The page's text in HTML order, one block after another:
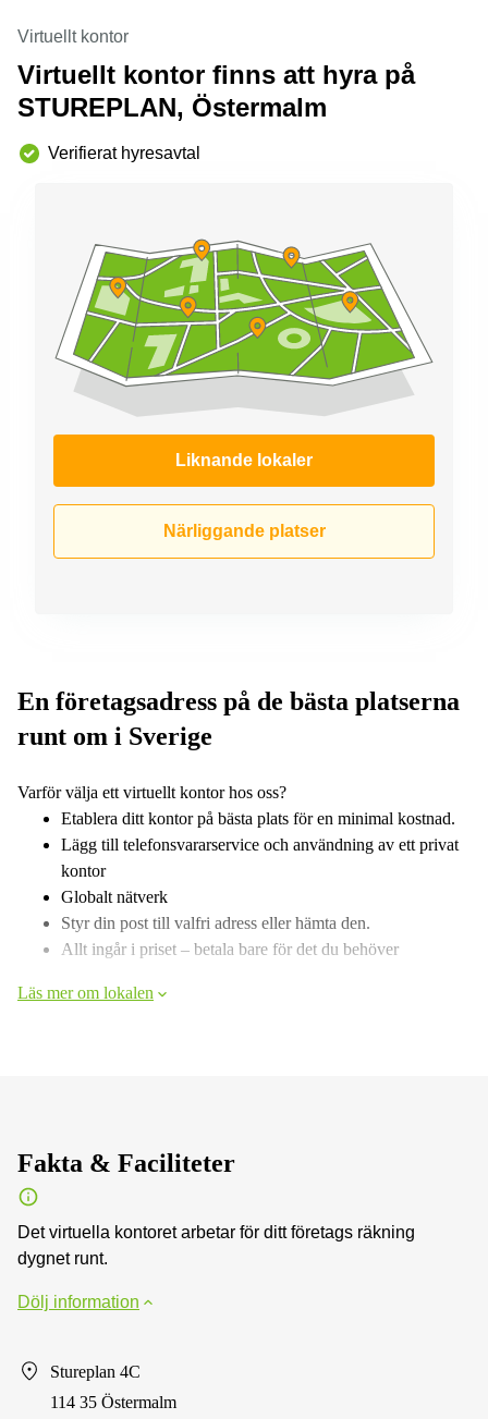
Virtuellt kontor
Virtuellt kontor finns att hyra på
STUREPLAN, Östermalm
Verifierat hyresavtal
Liknande lokaler
Närliggande platser
En företagsadress på de bästa platserna
runt om i Sverige
Varför välja ett virtuellt kontor hos oss?
Etablera ditt kontor på bästa plats för en minimal kostnad.
Lägg till telefonsvararservice och användning av ett privat
kontor
Globalt nätverk
Styr din post till valfri adress eller hämta den.
Allt ingår i priset – betala bare för det du behöver
Läs mer om lokalen
Fakta & Faciliteter
Det virtuella kontoret arbetar för ditt företags räkning
dygnet runt.
Dölj information
Stureplan 4C
114 35 Östermalm